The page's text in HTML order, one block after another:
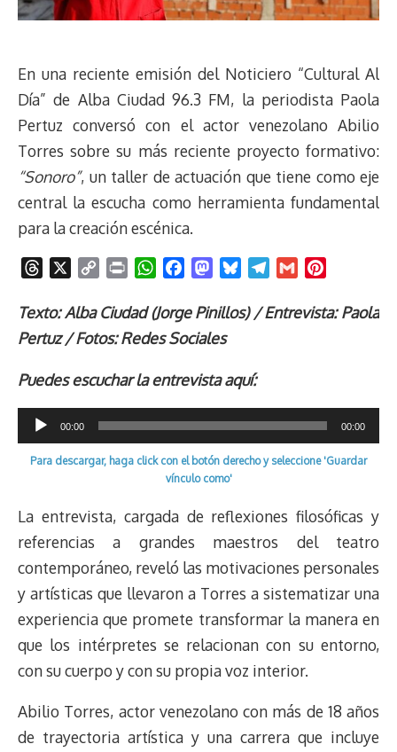
En una reciente emisión del Noticiero “Cultural Al
Día” de Alba Ciudad 96.3 FM, la periodista Paola
Pertuz conversó con el actor venezolano Abilio
Torres sobre su más reciente proyecto formativo:
“Sonoro”, un taller de actuación que tiene como eje
central la escucha como herramienta fundamental
para la creación escénica.
r
e
d
p
y
i
k
i
n
W
a
t
A
p
c
e
o
k
M
s
t
d
n
u
k
l
m
a
n
s
Texto: Alba Ciudad (Jorge Pinillos) / Entrevista: Paola
Pertuz / Fotos: Redes Sociales
Puedes escuchar la entrevista aquí:
Reproductor
de
audio
00:00 00:00
Para descargar, haga click con el botón derecho y seleccione 'Guardar
vínculo como'
La entrevista, cargada de reflexiones filosóficas y
referencias a grandes maestros del teatro
contemporáneo, reveló las motivaciones personales
y artísticas que llevaron a Torres a sistematizar una
experiencia que promete transformar la manera en
que los intérpretes se relacionan con su entorno,
con su cuerpo y con su propia voz interior.
Abilio Torres, actor venezolano con más de 18 años
de trayectoria artística y una carrera que incluye